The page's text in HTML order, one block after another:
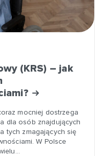
(KRS) – jak
mocniej dostrzega
dla osób znajdujących
tych zmagających się
W Polsce